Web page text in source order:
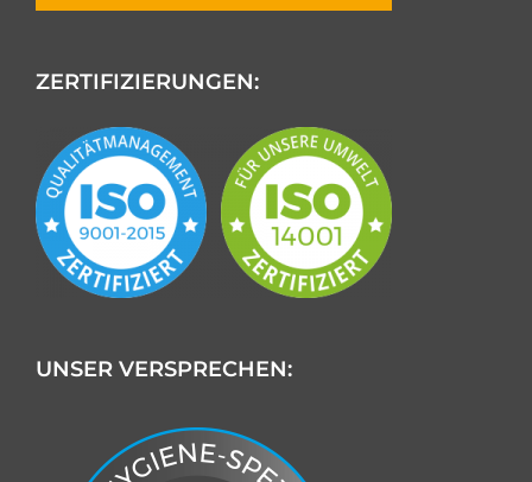
ZERTIFIZIERUNGEN:
UNSER VERSPRECHEN: